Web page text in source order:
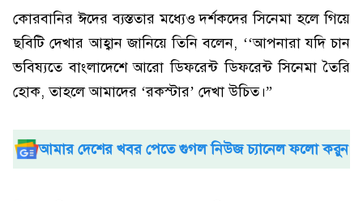
কোরবানির ঈদের ব্যস্ততার মধ্যেও দর্শকদের সিনেমা হলে গিয়ে
ছবিটি দেখার আহ্বান জানিয়ে তিনি বলেন, ‘‘আপনারা যদি চান
ভবিষ্যতে বাংলাদেশে আরো ডিফরেন্ট ডিফরেন্ট সিনেমা তৈরি
হোক, তাহলে আমাদের ‘রকস্টার’ দেখা উচিত।”
আমার দেশের খবর পেতে গুগল নিউজ চ্যানেল ফলো করুন